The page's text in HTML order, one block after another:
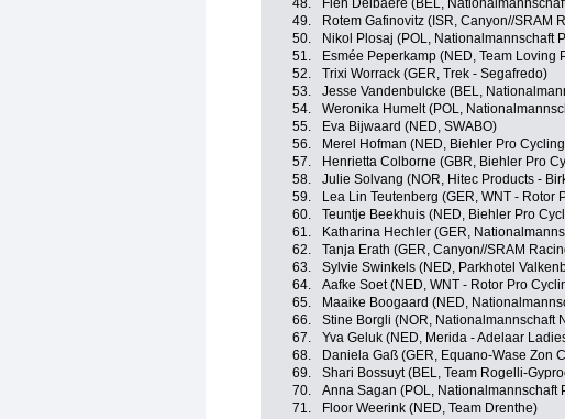
48.
Fien Delbaere (BEL,
49.
Rotem Gafinovitz (ISR, Canyon//SRAM
50.
Nikol Plosaj (POL, Nationalmannschaft
51.
Esmée Peperkamp (NED, Team Loving
52.
Trixi Worrack (GER, Trek - Segafredo)
53.
Jesse Vandenbulcke (BEL,
54.
Weronika Humelt (POL,
55.
Eva Bijwaard (NED, SWABO)
56.
Merel Hofman (NED, Biehler Pro
57.
Henrietta Colborne (GBR, Biehler Pro
58.
Julie Solvang (NOR, Hitec Products -
59.
Lea Lin Teutenberg (GER, WNT - Rotor
60.
Teuntje Beekhuis (NED, Biehler Pro
61.
Katharina Hechler (GER,
62.
Tanja Erath (GER, Canyon//SRAM
63.
Sylvie Swinkels (NED, Parkhotel
64.
Aafke Soet (NED, WNT - Rotor Pro
65.
Maaike Boogaard (NED,
66.
Stine Borgli (NOR, Nationalmannschaft
67.
Yva Geluk (NED, Merida - Adelaar
68.
Daniela Gaß (GER, Equano-Wase Zon
69.
Shari Bossuyt (BEL, Team Rogelli-
70.
Anna Sagan (POL, Nationalmannschaft
71.
Floor Weerink (NED, Team Drenthe)